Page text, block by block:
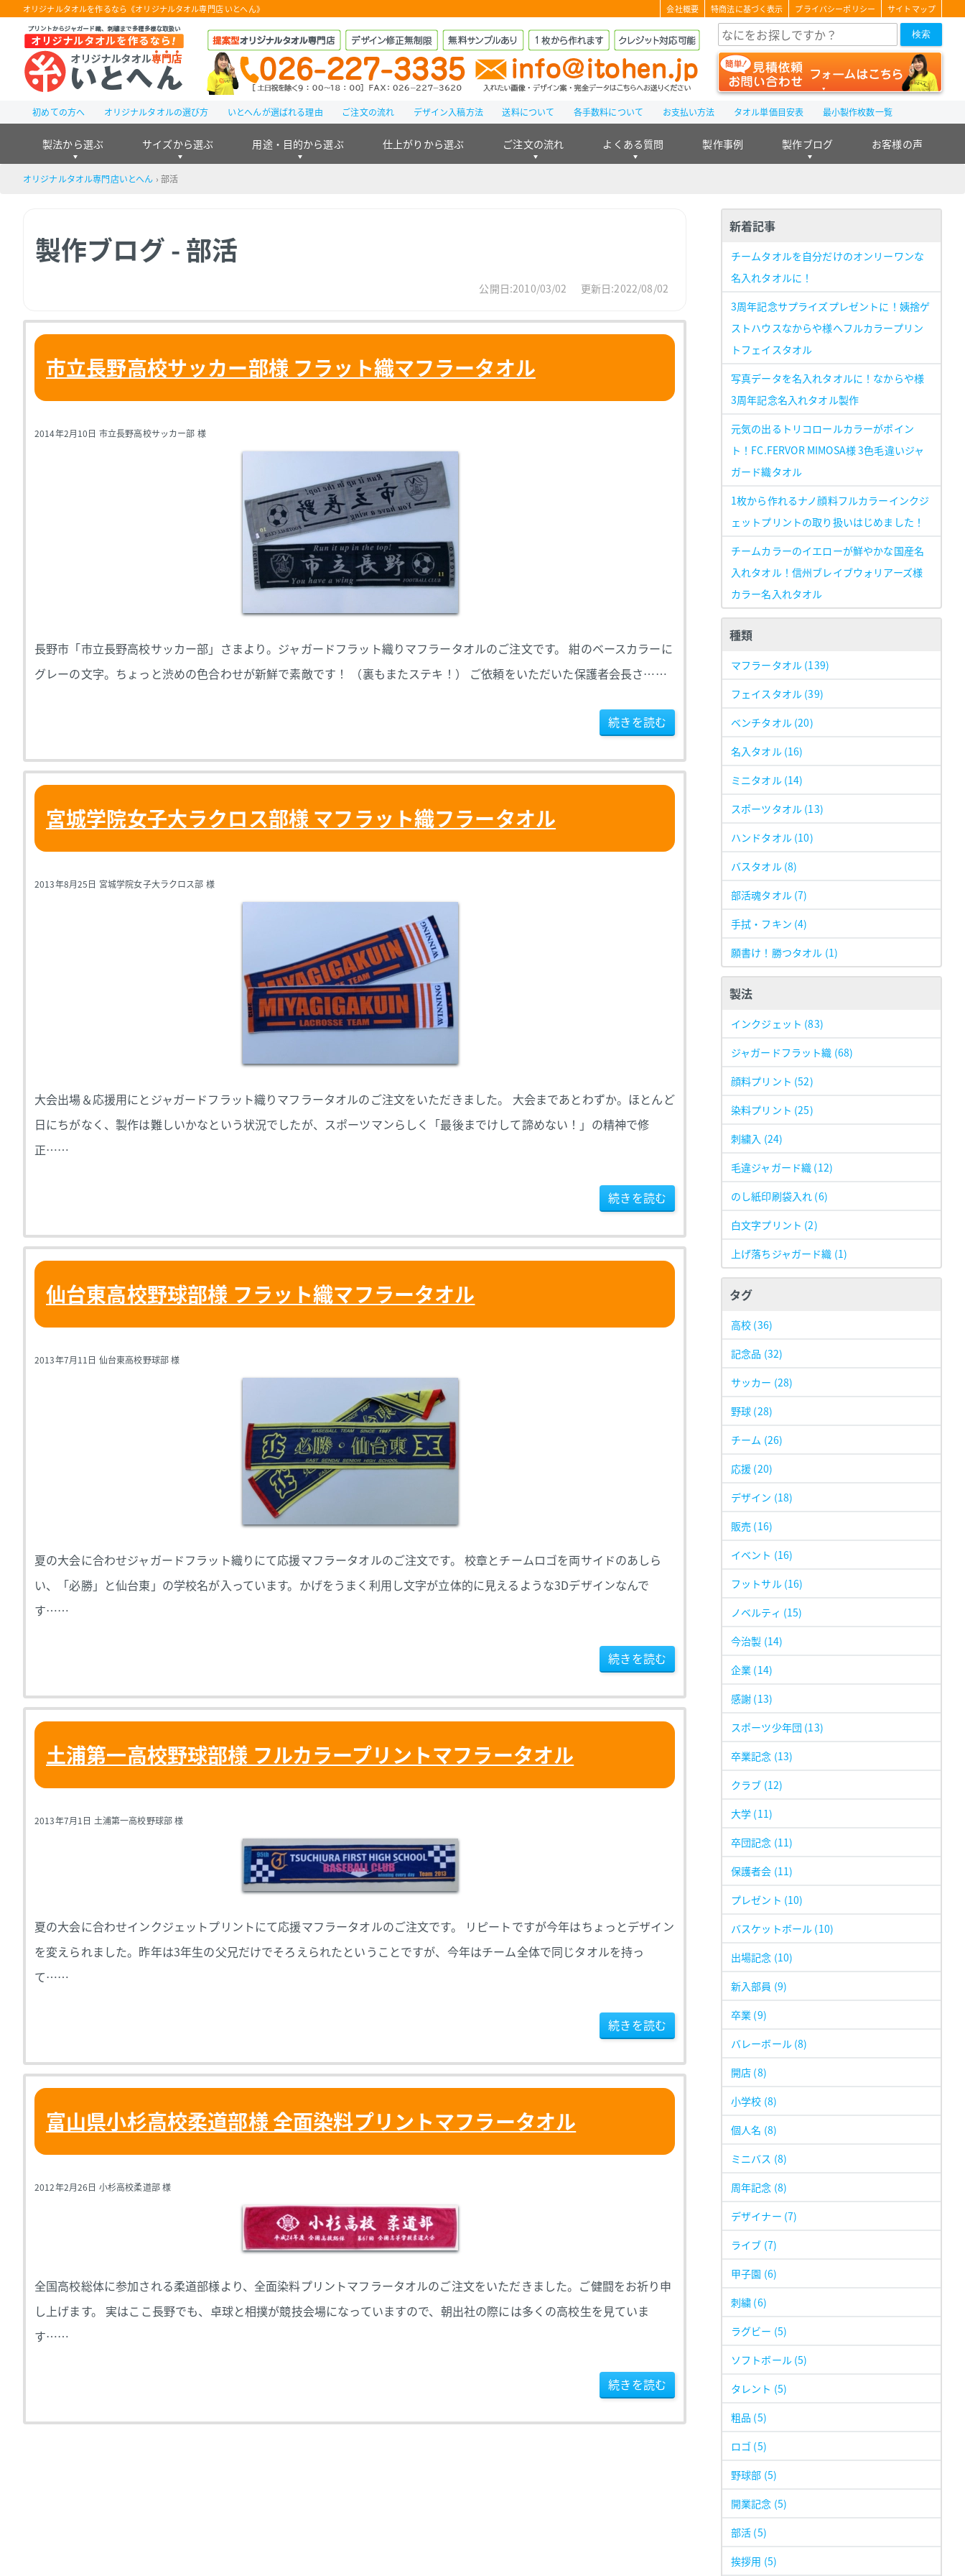
オリジナルタオルを作るなら《オリジナルタオル専門店 いとへん》 会社概要 特商法に基づく表示 プライバシーポリシー サイトマップ
検索
初めての方へ オリジナルタオルの選び方 いとへんが選ばれる理由 ご注文の流れ デザイン入稿方法 送料について 各手数料について お支払い方法 タオル単価目安表 最小製作枚数一覧
製法から選ぶ サイズから選ぶ 用途・目的から選ぶ 仕上がりから選ぶ ご注文の流れ よくある質問 製作事例 製作ブログ お客様の声
オリジナルタオル専門店いとへん › 部活
製作ブログ - 部活
公開日:2010/03/02 更新日:2022/08/02
市立長野高校サッカー部様 フラット織マフラータオル
2014年2月10日 市立長野高校サッカー部 様
長野市「市立長野高校サッカー部」さまより。ジャガードフラット織りマフラータオルのご注文です。 紺のベースカラーに
グレーの文字。ちょっと渋めの色合わせが新鮮で素敵です！ （裏もまたステキ！） ご依頼をいただいた保護者会長さ……
続きを読む
宮城学院女子大ラクロス部様 マフラット織フラータオル
2013年8月25日 宮城学院女子大ラクロス部 様
大会出場＆応援用にとジャガードフラット織りマフラータオルのご注文をいただきました。 大会まであとわずか。ほとんど
日にちがなく、製作は難しいかなという状況でしたが、スポーツマンらしく「最後までけして諦めない！」の精神で修
正……
続きを読む
仙台東高校野球部様 フラット織マフラータオル
2013年7月11日 仙台東高校野球部 様
夏の大会に合わせジャガードフラット織りにて応援マフラータオルのご注文です。 校章とチームロゴを両サイドのあしら
い、「必勝」と仙台東」の学校名が入っています。かげをうまく利用し文字が立体的に見えるような3Dデザインなんで
す……
続きを読む
土浦第一高校野球部様 フルカラープリントマフラータオル
2013年7月1日 土浦第一高校野球部 様
夏の大会に合わせインクジェットプリントにて応援マフラータオルのご注文です。 リピートですが今年はちょっとデザイン
を変えられました。昨年は3年生の父兄だけでそろえられたということですが、今年はチーム全体で同じタオルを持っ
て……
続きを読む
富山県小杉高校柔道部様 全面染料プリントマフラータオル
2012年2月26日 小杉高校柔道部 様
全国高校総体に参加される柔道部様より、全面染料プリントマフラータオルのご注文をいただきました。ご健闘をお祈り申
し上げます。 実はここ長野でも、卓球と相撲が競技会場になっていますので、朝出社の際には多くの高校生を見ていま
す……
続きを読む
新着記事
チームタオルを自分だけのオンリーワンな
名入れタオルに！
3周年記念サプライズプレゼントに！姨捨ゲ
ストハウスなからや様へフルカラープリン
トフェイスタオル
写真データを名入れタオルに！なからや様
3周年記念名入れタオル製作
元気の出るトリコロールカラーがポイン
ト！FC.FERVOR MIMOSA様 3色毛違いジャ
ガード織タオル
1枚から作れるナノ顔料フルカラーインクジ
ェットプリントの取り扱いはじめました！
チームカラーのイエローが鮮やかな国産名
入れタオル！信州ブレイブウォリアーズ様
カラー名入れタオル
種類
マフラータオル (139)
フェイスタオル (39)
ベンチタオル (20)
名入タオル (16)
ミニタオル (14)
スポーツタオル (13)
ハンドタオル (10)
バスタオル (8)
部活魂タオル (7)
手拭・フキン (4)
願書け！勝つタオル (1)
製法
インクジェット (83)
ジャガードフラット織 (68)
顔料プリント (52)
染料プリント (25)
刺繍入 (24)
毛違ジャガード織 (12)
のし紙印刷袋入れ (6)
白文字プリント (2)
上げ落ちジャガード織 (1)
タグ
高校 (36)
記念品 (32)
サッカー (28)
野球 (28)
チーム (26)
応援 (20)
デザイン (18)
販売 (16)
イベント (16)
フットサル (16)
ノベルティ (15)
今治製 (14)
企業 (14)
感謝 (13)
スポーツ少年団 (13)
卒業記念 (13)
クラブ (12)
大学 (11)
卒団記念 (11)
保護者会 (11)
プレゼント (10)
バスケットボール (10)
出場記念 (10)
新入部員 (9)
卒業 (9)
バレーボール (8)
開店 (8)
小学校 (8)
個人名 (8)
ミニバス (8)
周年記念 (8)
デザイナー (7)
ライブ (7)
甲子園 (6)
刺繍 (6)
ラグビー (5)
ソフトボール (5)
タレント (5)
粗品 (5)
ロゴ (5)
野球部 (5)
開業記念 (5)
部活 (5)
挨拶用 (5)